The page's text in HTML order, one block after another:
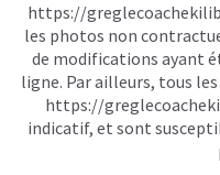
https://
les photos non
de modifications ayant
ligne. Par ailleurs, tous
https://
indicatif, et sont